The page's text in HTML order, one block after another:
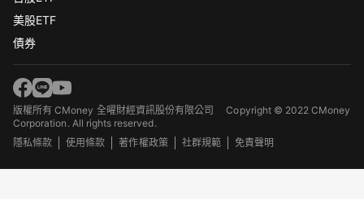
美股ETF
債券
版權所有 CMoney 全曜財經資訊股份有限公司Copyright © 2022 CMoney
Corporation. All rights reserved.
隱私條款
使用條款 著作權政策 社群規範 免責聲明